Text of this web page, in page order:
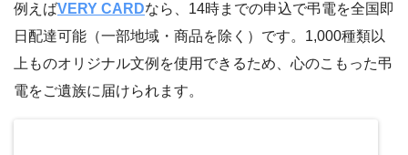
例えばVERY CARDなら、14時までの申込で弔電を全国即
日配達可能（一部地域・商品を除く）です。1,000種類以
上ものオリジナル文例を使用できるため、心のこもった弔
電をご遺族に届けられます。